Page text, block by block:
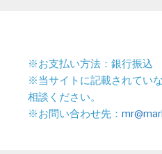
※お支払い方法：銀行振込
※当サイトに記載されてい
相談ください。
※お問い合わせ先：